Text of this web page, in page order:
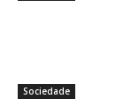
Sociedade